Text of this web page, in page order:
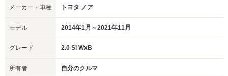
メーカー・車種 トヨタ ノア
モデル 2014年1月～2021年11月
グレード 2.0 Si WxB
所有者 自分のクルマ